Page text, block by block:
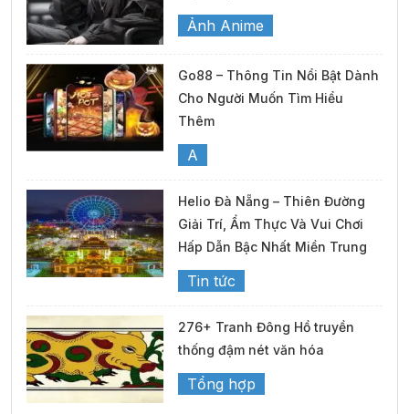
Ảnh Anime
Go88 – Thông Tin Nổi Bật Dành
Cho Người Muốn Tìm Hiểu
Thêm
A
Helio Đà Nẵng – Thiên Đường
Giải Trí, Ẩm Thực Và Vui Chơi
Hấp Dẫn Bậc Nhất Miền Trung
Tin tức
276+ Tranh Đông Hồ truyền
thống đậm nét văn hóa
Tổng hợp